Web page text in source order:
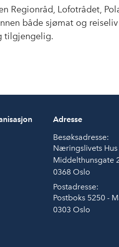
Regionråd, Lofotrådet,
både sjømat og
tilgjengelig.
Adresse
Besøksadresse:
Næringslivets Hus
Middelthunsgate
0368 Oslo
Postadresse:
Postboks 5250 -
0303 Oslo